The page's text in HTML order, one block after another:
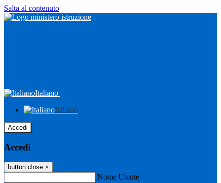
Salta al contenuto
Italiano
Italiano
Accedi
Accedi
button close ×
Nome Utente